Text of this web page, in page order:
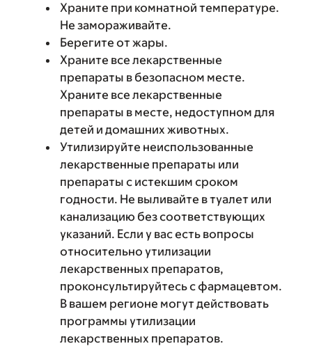
Храните при комнатной температуре.
Не замораживайте.
Берегите от жары.
Храните все лекарственные
препараты в безопасном месте.
Храните все лекарственные
препараты в месте, недоступном для
детей и домашних животных.
Утилизируйте неиспользованные
лекарственные препараты или
препараты с истекшим сроком
годности. Не выливайте в туалет или
канализацию без соответствующих
указаний. Если у вас есть вопросы
относительно утилизации
лекарственных препаратов,
проконсультируйтесь с фармацевтом.
В вашем регионе могут действовать
программы утилизации
лекарственных препаратов.